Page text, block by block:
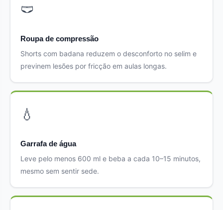
🩲
Roupa de compressão
Shorts com badana reduzem o desconforto no selim e
previnem lesões por fricção em aulas longas.
💧
Garrafa de água
Leve pelo menos 600 ml e beba a cada 10–15 minutos,
mesmo sem sentir sede.